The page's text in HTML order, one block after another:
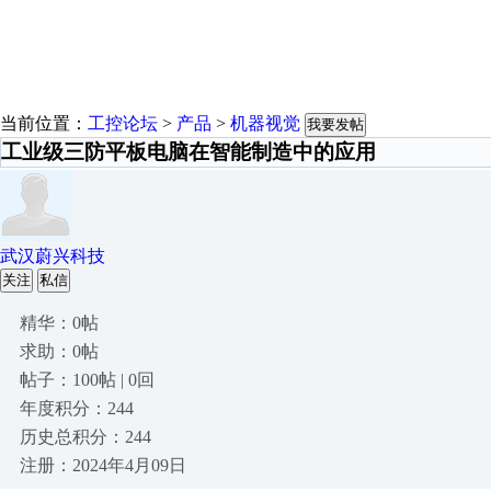
当前位置： 工控论坛 > 产品 > 机器视觉 我要发帖
工业级三防平板电脑在智能制造中的应用
武汉蔚兴科技
关注 私信
精华：0帖
求助：0帖
帖子：100帖 | 0回
年度积分：244
历史总积分：244
注册：2024年4月09日